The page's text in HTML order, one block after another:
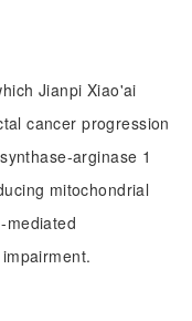
Jianpi Xiao'ai
cancer progression
arginase 1
mitochondrial
mediated